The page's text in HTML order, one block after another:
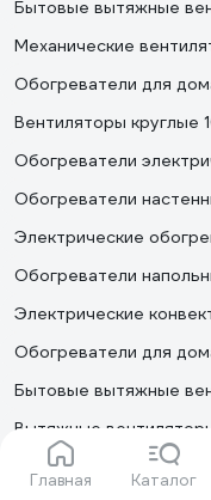
Главная Каталог
Бытовые вытяжные
Механические
Обогреватели для
Вентиляторы круглые
Обогреватели
Обогреватели
Электрические
Обогреватели
Электрические
Обогреватели для
Бытовые вытяжные
Вытяжные
Накладные